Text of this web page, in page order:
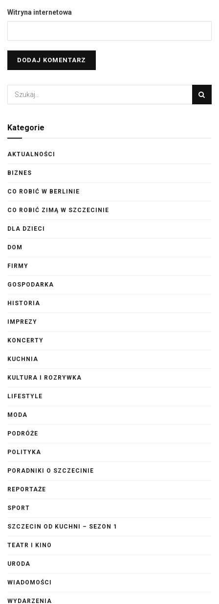
Witryna internetowa
Kategorie
AKTUALNOŚCI
BIZNES
CO ROBIĆ W BERLINIE
CO ROBIĆ ZIMĄ W SZCZECINIE
DLA DZIECI
DOM
FIRMY
GOSPODARKA
HISTORIA
IMPREZY
KONCERTY
KUCHNIA
KULTURA I ROZRYWKA
LIFESTYLE
MODA
PODRÓŻE
POLITYKA
PORADNIKI O SZCZECINIE
REPORTAŻE
SPORT
SZCZECIN OD KUCHNI – SEZON 1
TEATR I KINO
URODA
WIADOMOŚCI
WYDARZENIA